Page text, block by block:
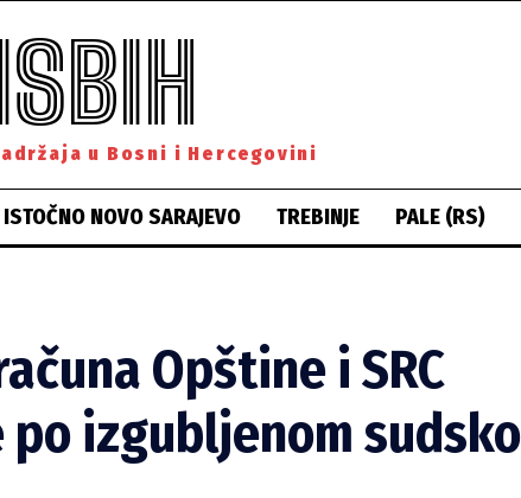
u Bosni i Hercegovini
ISTOČNO NOVO SARAJEVO TREBINJE PALE (RS)
Opštine i SRC
izgubljenom